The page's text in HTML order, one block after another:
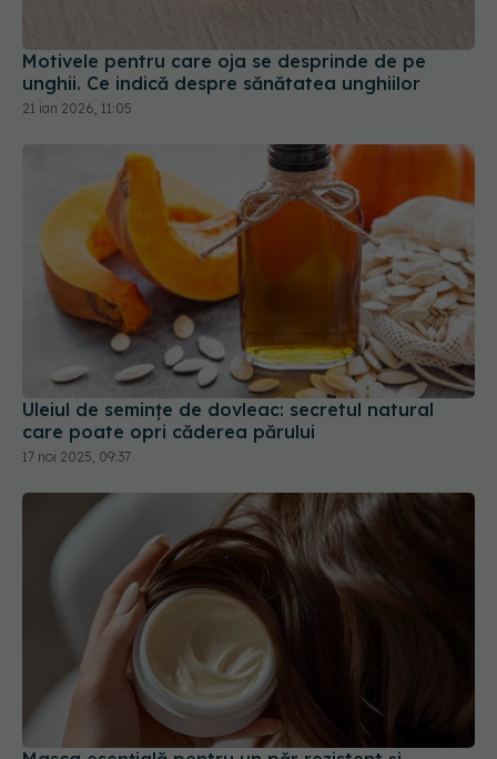
Uleiul de semințe de dovleac: secretul natural
care poate opri căderea părului
17 noi 2025, 09:37
Masca esențială pentru un păr rezistent și
sănătos